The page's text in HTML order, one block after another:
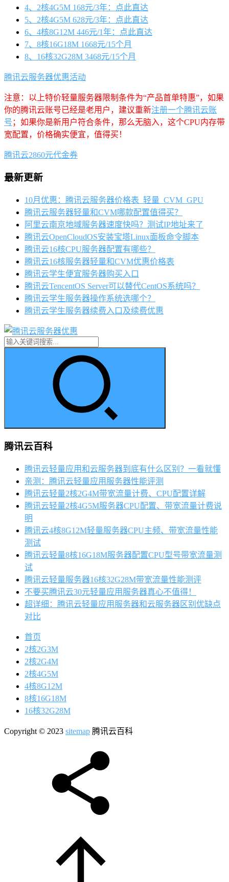
4、2核4G5M 168元/3年：点此直达
5、2核4G5M 628元/3年：点此直达
6、4核8G12M 446元/1年：点此直达
7、8核16G18M 1668元/15个月
8、16核32G28M 3468元/15个月
腾讯云服务器优惠活动
注意：以上特价轻量服务器限制条件为“产品首单特惠”，如果
你的腾讯云账号已经是老用户，建议重新注册一个腾讯云账
号 ；如果你是新用户符合条件，那么无脑入，这个CPU内存带
宽配置，价格确实便宜，值得买！
腾讯云2860元代金券
最新更新
10月优惠：腾讯云服务器价格表_轻量_CVM_GPU
腾讯云服务器轻量和CVM哪款配置值得买？
阿里云南京地域服务器速度快吗？测试IP地址来了
腾讯云OpenCloudOS安装宝塔Linux面板命令脚本
腾讯云16核CPU服务器配置有哪些？
腾讯云16核服务器轻量和CVM优惠价格表
腾讯云学生便宜服务器购买入口
腾讯云TencentOS Server可以替代CentOS系统吗？
腾讯云学生服务器操作系统选哪个？
腾讯云学生服务器续费入口及续费优惠
腾讯云百科
腾讯云轻量应用和云服务器到底有什么区别？一看就懂
亲测：腾讯云轻量应用服务器性能评测
腾讯云轻量2核2G4M带宽流量计费、CPU配置详解
腾讯云轻量2核4G5M服务器CPU配置、带宽流量计费说
明
腾讯云4核8G12M轻量服务器CPU主频、带宽流量性能
测试
腾讯云轻量8核16G18M服务器配置CPU型号带宽流量测
试
腾讯云轻量服务器16核32G28M带宽流量性能测评
不要买腾讯云30元轻量应用服务器真心不值得！
超详细：腾讯云轻量应用服务器和云服务器区别优缺点
对比
首页
2核2G3M
2核2G4M
2核4G5M
4核8G12M
8核16G18M
16核32G28M
Copyright © 2023 sitemap 腾讯云百科